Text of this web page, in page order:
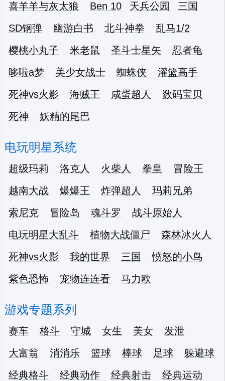
喜羊羊与灰太狼
Ben 10 天兵公园
三国
SD钢弹
幽游白书 北斗神拳
乱马1/2
樱桃小丸子
米老鼠 圣斗士星矢
忍者龟
哆啦a梦
美少女战士 蜘蛛侠
灌篮高手
死神vs火影
海贼王 咸蛋超人
数码宝贝
死神
妖精的尾巴
电玩明星系统
超级玛莉 洛克人 火柴人 拳皇
冒险王
越南大战
爆爆王 炸弹超人
玛莉兄弟
索尼克
冒险岛 魂斗罗
战斗原始人
电玩明星大乱斗
植物大战僵尸
森林冰火人
死神vs火影
我的世界 三国
愤怒的小鸟
紫色恐怖
宠物连连看 马力欧
游戏专题系列
赛车 格斗 守城 女生 美女
发泄
大富翁
消消乐 篮球 棒球 足球
躲避球
经典格斗
经典动作 经典射击
经典运动